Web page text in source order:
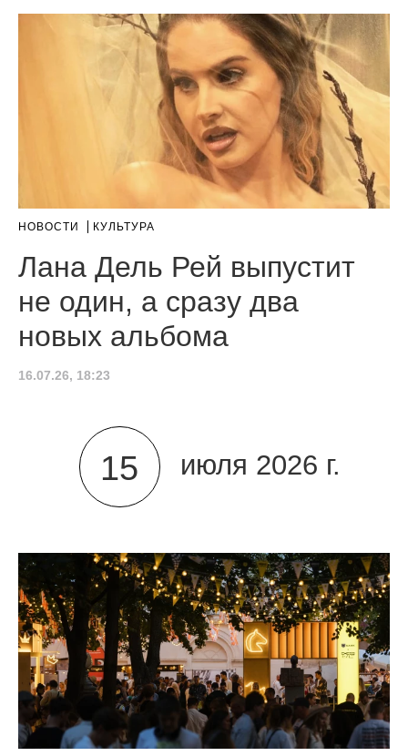
НОВОСТИ КУЛЬТУРА
Лана Дель Рей выпустит
не один, а сразу два
новых альбома
16.07.26, 18:23
15 июля 2026 г.